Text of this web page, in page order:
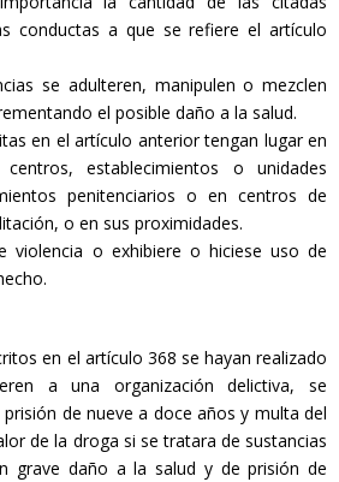
conductas a que se refiere el artículo
se adulteren, manipulen o mezclen
el posible daño a la salud.
en el artículo anterior tengan lugar en
establecimientos o unidades
penitenciarios o en centros de
o en sus proximidades.
violencia o exhibiere o hiciese uso de
en el artículo 368 se hayan realizado
a una organización delictiva, se
de nueve a doce años y multa del
de la droga si se tratara de sustancias
grave daño a la salud y de prisión de